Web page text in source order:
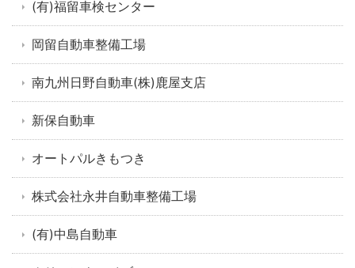
(有)福留車検センター
岡留自動車整備工場
南九州日野自動車(株)鹿屋支店
新保自動車
オートパルきもつき
株式会社永井自動車整備工場
(有)中島自動車